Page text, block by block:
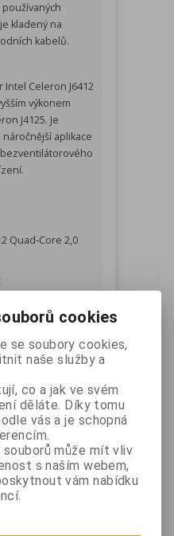
kladený na
kabelů.
Celeron J6412
výkonem
J4125. Je
aplikace
Quad-Core 2,0
350-400 cd/m2
s
cookies
se soubory cookies,
naše služby a
co a jak ve svém
děláte. Díky tomu
vás a je schopná
může mít vliv
s naším webem,
vám nabídku